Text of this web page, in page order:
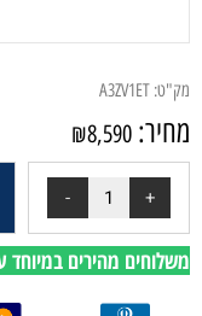
מק"ט: A3ZV1ET
מחיר: ₪8,590
משלוחים מהירים במיוחד עד 7 ימי